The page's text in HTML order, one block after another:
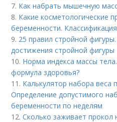
7. Как набрать мышечную
8. Какие косметологические
беременности.
9. 25 правил стройной
достижения стройной фигуры
10. Норма индекса массы
формула здоровья?
11. Калькулятор набора веса
Определение допустимого
беременности по неделям
12.Сколько заживает прокол